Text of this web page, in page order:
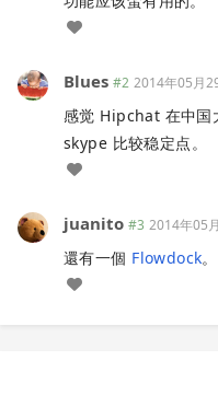
Blues #2 2014年05月
感觉 Hipchat 在中国
skype 比较稳定点。
juanito #3 2014年05
還有一個 Flowdock。